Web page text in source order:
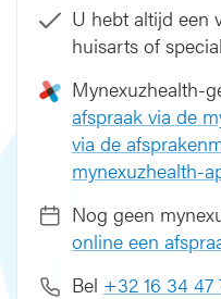
U hebt altijd een
huisarts of
Mynexuzhealth-
afspraak via de
via de
mynexuzhealth-
Nog geen
online een
Bel +32 16 34 47